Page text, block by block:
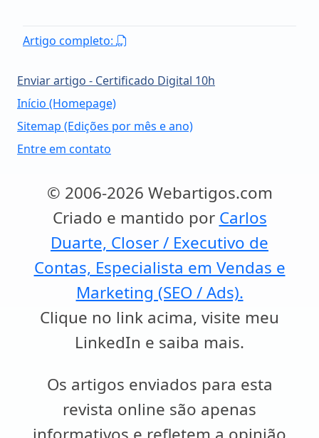
Artigo completo:
Enviar artigo - Certificado Digital 10h
Início (Homepage)
Sitemap (Edições por mês e ano)
Entre em contato
© 2006-2026 Webartigos.com
Criado e mantido por Carlos
Duarte, Closer / Executivo de
Contas, Especialista em Vendas e
Marketing (SEO / Ads).
Clique no link acima, visite meu
LinkedIn e saiba mais.
Os artigos enviados para esta
revista online são apenas